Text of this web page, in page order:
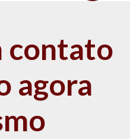
contato
agora